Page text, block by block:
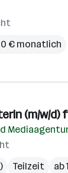
€ monatlich
(m/w/
Teilzeit ab